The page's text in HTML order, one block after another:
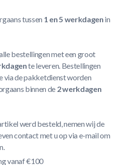
tussen 1 en 5 werkdagen in
bestellingen met een groot
te leveren. Bestellingen
via de pakketdienst worden
binnen de 2 werkdagen
werd besteld, nemen wij de
contact met u op via e-mail om
vanaf €100